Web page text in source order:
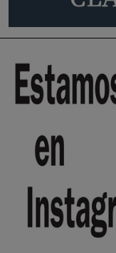
🔴
🔴
Y ese quien es,
Pozuelo de Alarcón
🔴